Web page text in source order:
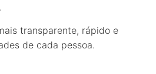
transparente, rápido e
de cada pessoa.